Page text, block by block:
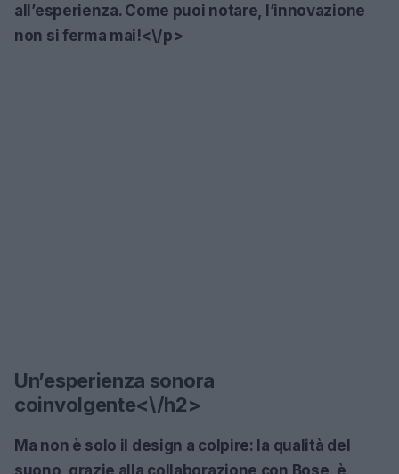
all’esperienza. Come puoi notare, l’innovazione
non si ferma mai!<\/p>
Un’esperienza sonora
coinvolgente<\/h2>
Ma non è solo il design a colpire: la qualità del
suono, grazie alla collaborazione con Bose, è